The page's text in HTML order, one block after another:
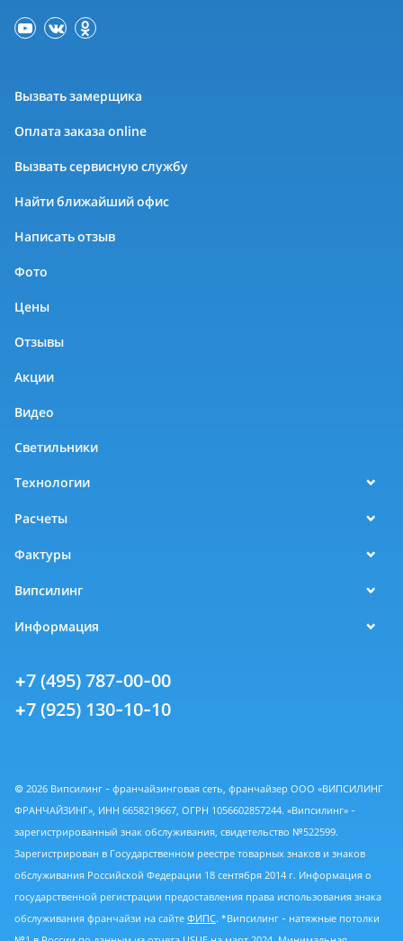
Вызвать замерщика
Оплата заказа online
Вызвать сервисную службу
Найти ближайший офис
Написать отзыв
Фото
Цены
Отзывы
Акции
Видео
Светильники
Технологии
Расчеты
Фактуры
Випсилинг
Информация
+7 (495) 787-00-00
+7 (925) 130-10-10
© 2026 Випсилинг - франчайзинговая сеть, франчайзер ООО «ВИПСИЛИНГ
ФРАНЧАЙЗИНГ», ИНН 6658219667, ОГРН 1056602857244. «Випсилинг» -
зарегистрированный знак обслуживания, свидетельство №522599.
Зарегистрирован в Государственном реестре товарных знаков и знаков
обслуживания Российской Федерации 18 сентября 2014 г. Информация о
государственной регистрации предоставления права использования знака
обслуживания франчайзи на сайте ФИПС. *Випсилинг - натяжные потолки